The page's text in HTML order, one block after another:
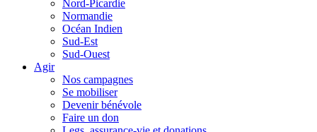
Nord-Picardie
Normandie
Océan Indien
Sud-Est
Sud-Ouest
Agir
Nos campagnes
Se mobiliser
Devenir bénévole
Faire un don